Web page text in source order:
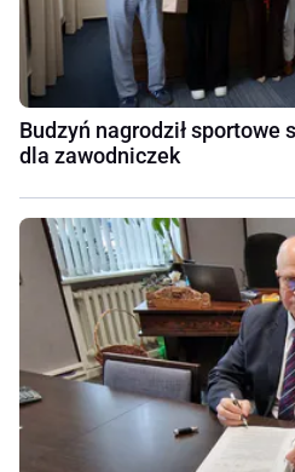
Budzyń nagrodził sportowe
dla zawodniczek